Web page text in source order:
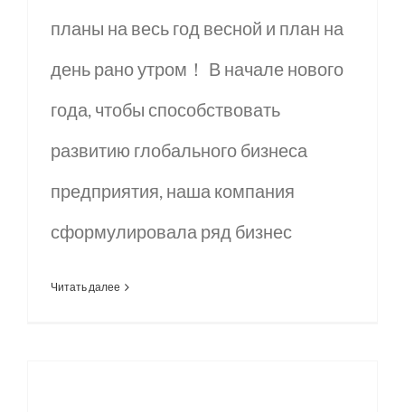
планы на весь год весной и план на
день рано утром！ В начале нового
года, чтобы способствовать
развитию глобального бизнеса
предприятия, наша компания
сформулировала ряд бизнес
Читать далее